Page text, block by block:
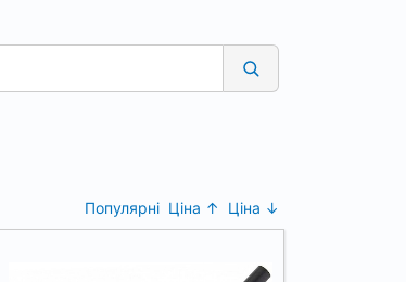
Популярні Ціна ↑ Ціна ↓